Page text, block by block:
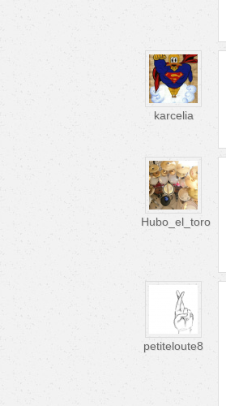
karcelia
Hubo_el_toro
petiteloute8